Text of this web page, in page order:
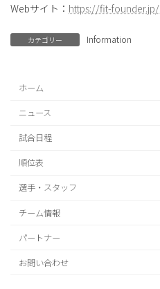
Webサイト： https://fit-founder.jp/
カテゴリー Information
ホーム
ニュース
試合日程
順位表
選手・スタッフ
チーム情報
パートナー
お問い合わせ